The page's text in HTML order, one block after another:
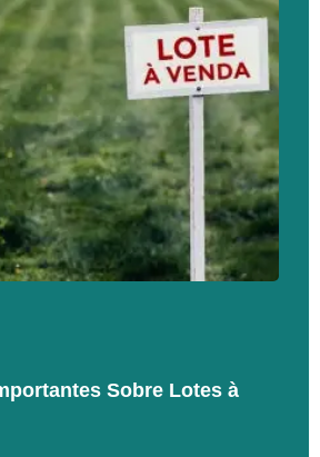
Sobre Lotes à